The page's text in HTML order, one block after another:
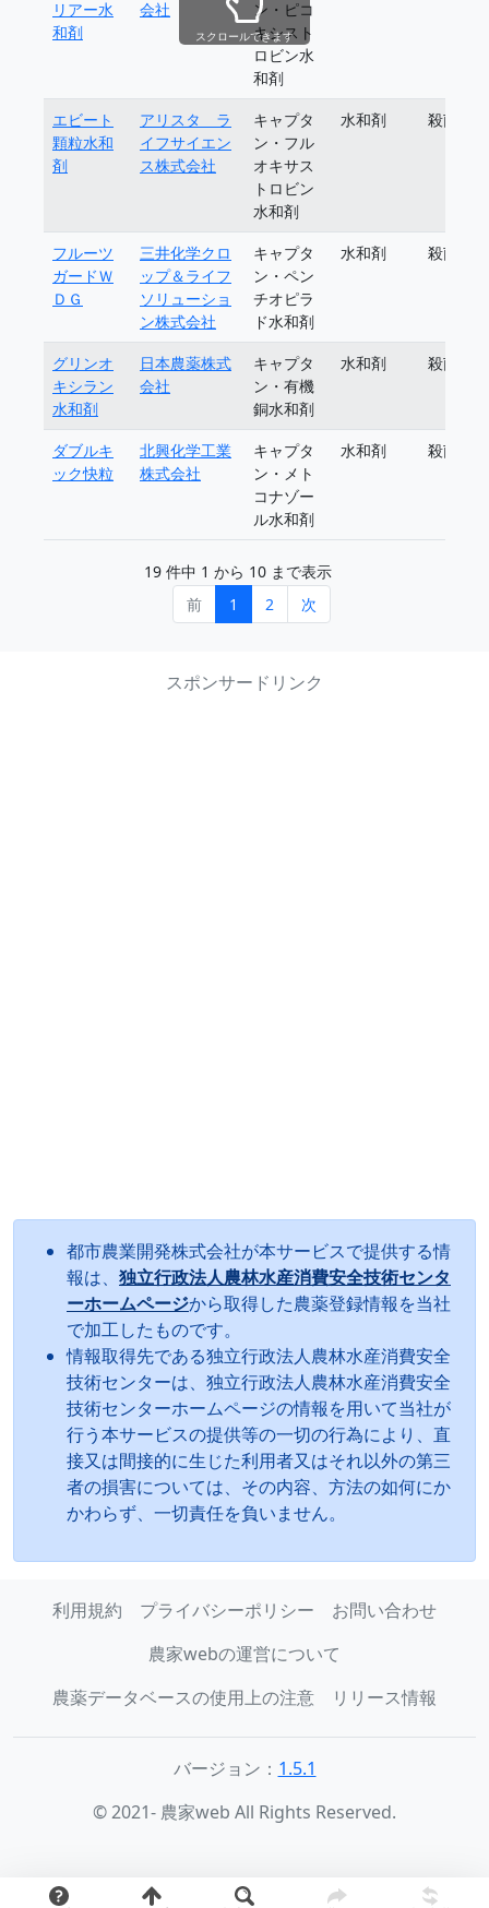
リアー水
和剤
会社
ン・ピコ
キシスト
ロビン水
和剤
エビート
顆粒水和
剤
アリスタ ラ
イフサイエン
ス株式会社
キャプタ
ン・フル
オキサス
トロビン
水和剤
水和剤 殺菌剤
フルーツ
ガードＷ
ＤＧ
三井化学クロ
ップ＆ライフ
ソリューショ
ン株式会社
キャプタ
ン・ペン
チオピラ
ド水和剤
水和剤 殺菌剤
グリンオ
キシラン
水和剤
日本農薬株式
会社
キャプタ
ン・有機
銅水和剤
水和剤 殺菌剤
ダブルキ
ック快粒
北興化学工業
株式会社
キャプタ
ン・メト
コナゾー
ル水和剤
水和剤 殺菌剤
19 件中 1 から 10 まで表示
前
1 2 次
スクロールできます
スポンサードリンク
都市農業開発株式会社が本サービスで提供する情
報は、 独立行政法人農林水産消費安全技術センタ
ーホームページから取得した農薬登録情報を当社
で加工したものです。
情報取得先である独立行政法人農林水産消費安全
技術センターは、独立行政法人農林水産消費安全
技術センターホームページの情報を用いて当社が
行う本サービスの提供等の一切の行為により、直
接又は間接的に生じた利用者又はそれ以外の第三
者の損害については、その内容、方法の如何にか
かわらず、一切責任を負いません。
利用規約 プライバシーポリシー
お問い合わせ
農家webの運営について
農薬データベースの使用上の注意
リリース情報
バージョン： 1.5.1
© 2021- 農家web All Rights Reserved.